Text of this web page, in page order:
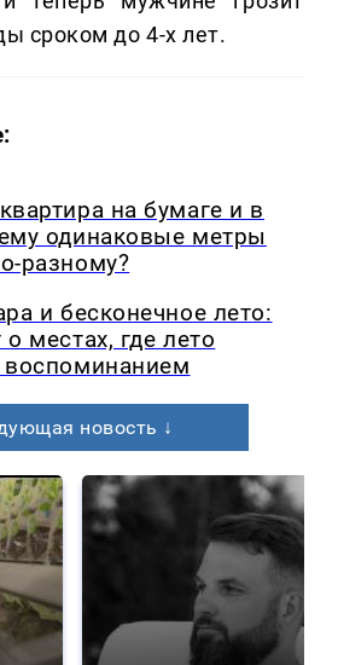
сроком до 4-х лет.
на бумаге и в
одинаковые метры
разному?
и бесконечное лето:
местах, где лето
воспоминанием
новость ↓